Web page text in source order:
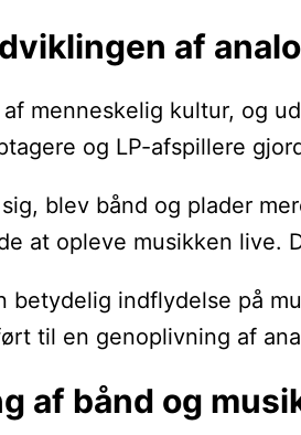
af
menneskelig kultur, og
og LP-afspillere
blev bånd og plader
at opleve musikken live.
betydelig indflydelse på
til en genoplivning af
af bånd og